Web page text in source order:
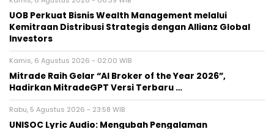
UOB Perkuat Bisnis Wealth Management melalui
Kemitraan Distribusi Strategis dengan Allianz Global
Investors
Kamis, 6 Agustus 2026 - 02:00 WIB
Mitrade Raih Gelar “AI Broker of the Year 2026”,
Hadirkan MitradeGPT Versi Terbaru …
Rabu, 5 Agustus 2026 - 23:58 WIB
UNISOC Lyric Audio: Mengubah Pengalaman